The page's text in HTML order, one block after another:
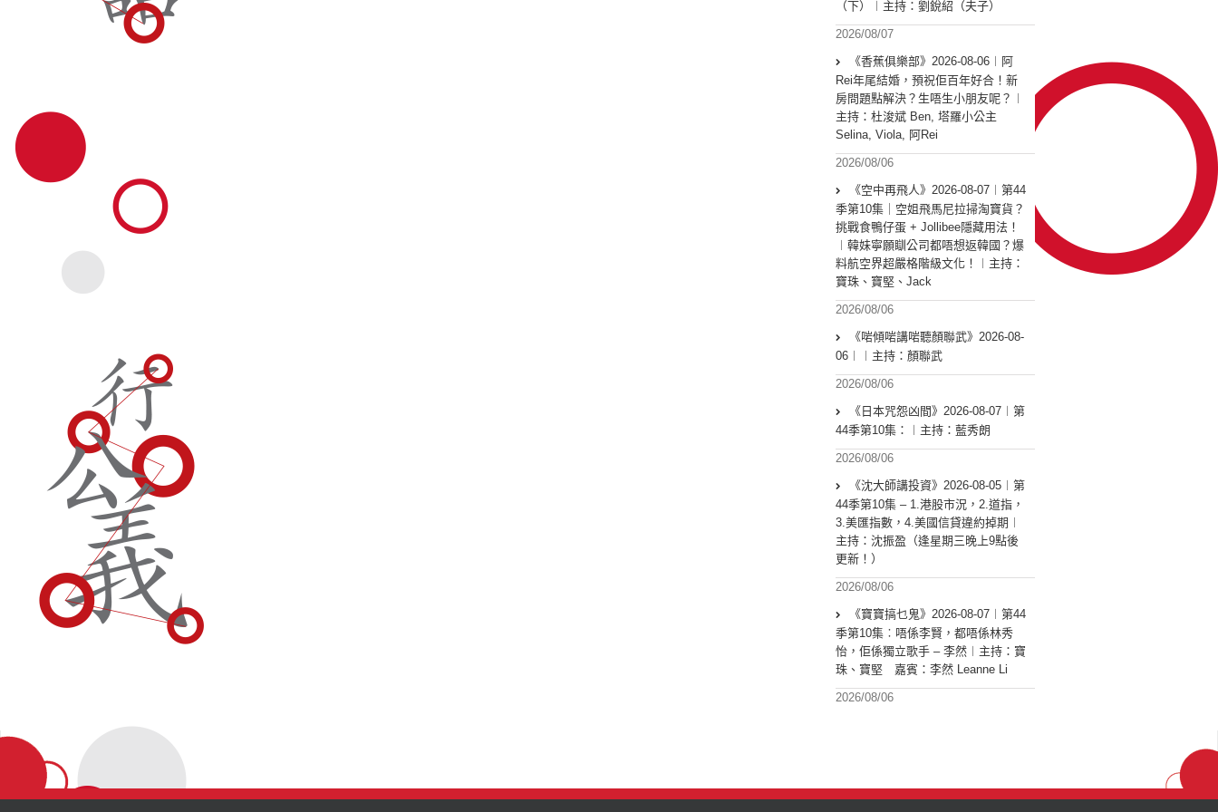
（下）︱主持：劉銳紹（夫子）
2026/08/07
《香蕉俱樂部》2026-08-06︱阿
Rei年尾結婚，預祝佢百年好合！新
房問題點解決？生唔生小朋友呢？︱
主持：杜浚斌 Ben, 塔羅小公主
Selina, Viola, 阿Rei
2026/08/06
《空中再飛人》2026-08-07︱第44
季第10集｜空姐飛馬尼拉掃淘寶貨？
挑戰食鴨仔蛋 + Jollibee隱藏用法！
︱韓妹寧願瞓公司都唔想返韓國？爆
料航空界超嚴格階級文化！︱主持：
寶珠、寶堅、Jack
2026/08/06
《啱傾啱講啱聽顏聯武》2026-08-
06︱︱主持：顏聯武
2026/08/06
《日本咒怨凶間》2026-08-07︱第
44季第10集：︱主持：藍秀朗
2026/08/06
《沈大師講投資》2026-08-05︱第
44季第10集 – 1.港股市況，2.道指，
3.美匯指數，4.美國信貸違約掉期︱
主持：沈振盈（逢星期三晚上9點後
更新！）
2026/08/06
《寶寶搞乜鬼》2026-08-07︱第44
季第10集︰唔係李賢，都唔係林秀
怡，佢係獨立歌手 – 李然︱主持：寶
珠、寶堅 嘉賓：李然 Leanne Li
2026/08/06